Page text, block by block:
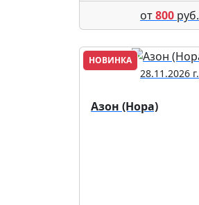
от800 руб.
НОВИНКА
28.11.2026 г.
Азон (Нора)